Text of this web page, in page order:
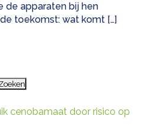
de apparaten bij hen
toekomst: wat komt […]
cenobamaat door risico op